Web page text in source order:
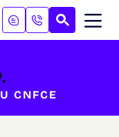
CNFCE